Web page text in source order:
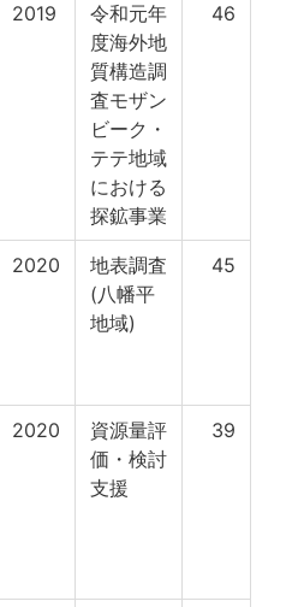
2019
令和元年
度海外地
質構造調
査モザン
ビーク・
テテ地域
における
探鉱事業
46
2020
地表調査
(八幡平
地域)
45
2020
資源量評
価・検討
支援
39